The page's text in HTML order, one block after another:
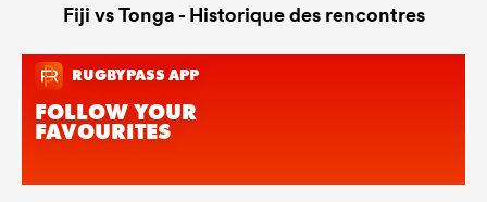
Fiji vs Tonga - Historique des rencontres